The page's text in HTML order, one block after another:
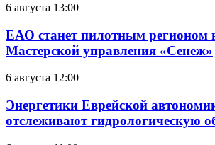
6 августа 13:00
ЕАО станет пилотным регионом
Мастерской управления «Сенеж»
6 августа 12:00
Энергетики Еврейской
отслеживают гидрологическую